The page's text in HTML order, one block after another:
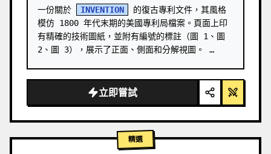
一份關於 INVENTION
的復古專利文件，其風格
模仿 1800 年代末期的美國專利局檔案。頁面上印
有精確的技術圖紙，並附有編號的標註（圖 1、圖
2、圖 3），展示了正面、側面和分解視圖。 …
立即嘗試
精選